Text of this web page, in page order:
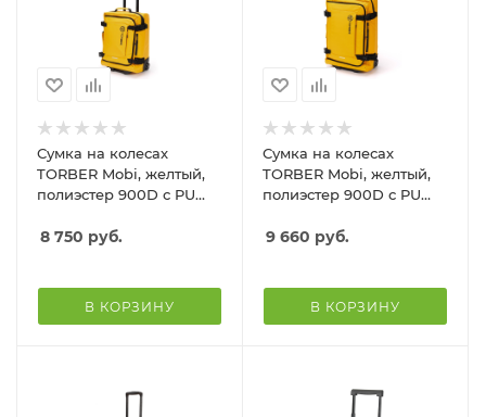
Сумка на колесах
TORBER Mobi, желтый,
полиэстер 900D с PU
см, 32 л
8 750 руб.
В КОРЗИНУ
Сумка на колесах
TORBER Mobi, желтый,
полиэстер 900D с PU
см, 57 л
9 660 руб.
В КОРЗИНУ